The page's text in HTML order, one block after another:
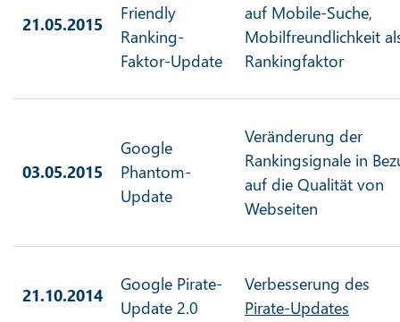
21.05.2015
Friendly
Ranking-
Faktor-Update
auf Mobile-Suche,
Mobilfreundlichkeit
Rankingfaktor
03.05.2015
Google
Phantom-
Update
Veränderung der
Rankingsignale in
auf die Qualität von
Webseiten
21.10.2014
Google Pirate-
Update 2.0
Verbesserung des
Pirate-Updates